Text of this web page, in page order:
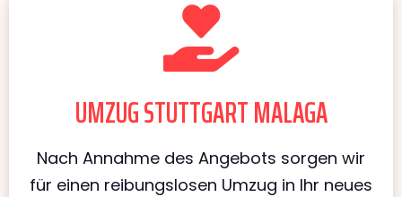
UMZUG STUTTGART MALAGA
Nach Annahme des Angebots sorgen wir
für einen reibungslosen Umzug in Ihr neues